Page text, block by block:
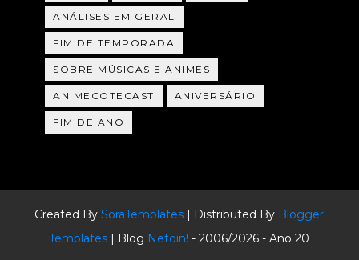
ANÁLISES EM GERAL
FIM DE TEMPORADA
SOBRE MÚSICAS E ANIMES
ANIMECOTECAST ANIVERSÁRIO
FIM DE ANO
Created BySoraTemplates | Distributed By Blogger
Templates | Blog Netoin! - 2006/2026 - Ano 20